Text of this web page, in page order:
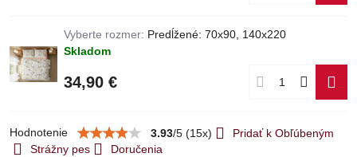
Vyberte rozmer: Predĺžené: 70x90, 140x220
Skladom
34,90 €
Hodnotenie 3.93/5 (15x)
Pridať k Obľúbeným
Strážny pes
Doručenia